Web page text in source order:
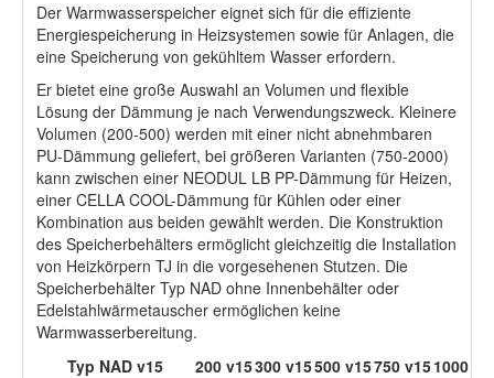
Der Warmwasserspeicher eignet sich für die effiziente
Energiespeicherung in Heizsystemen sowie für Anlagen, die
eine Speicherung von gekühltem Wasser erfordern.
Er bietet eine große Auswahl an Volumen und flexible
Lösung der Dämmung je nach Verwendungszweck. Kleinere
Volumen (200-500) werden mit einer nicht abnehmbaren
PU-Dämmung geliefert, bei größeren Varianten (750-2000)
kann zwischen einer NEODUL LB PP-Dämmung für Heizen,
einer CELLA COOL-Dämmung für Kühlen oder einer
Kombination aus beiden gewählt werden. Die Konstruktion
des Speicherbehälters ermöglicht gleichzeitig die Installation
von Heizkörpern TJ in die vorgesehenen Stutzen. Die
Speicherbehälter Typ NAD ohne Innenbehälter oder
Edelstahlwärmetauscher ermöglichen keine
Warmwasserbereitung.
Typ NAD v15
200 v15300 v15500 v15750 v151000